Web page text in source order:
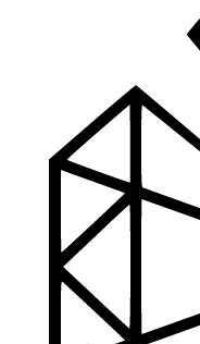
Aukštos kokybės
Mes siūlome tik
Platus prekių
Turime daugiau nei
PDF katalogas